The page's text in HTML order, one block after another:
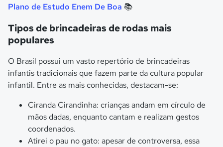
Plano de Estudo Enem De Boa 📚
Tipos de brincadeiras de rodas mais
populares
O Brasil possui um vasto repertório de brincadeiras
infantis tradicionais que fazem parte da cultura popular
infantil. Entre as mais conhecidas, destacam-se:
Ciranda Cirandinha: crianças andam em círculo de
mãos dadas, enquanto cantam e realizam gestos
coordenados.
Atirei o pau no gato: apesar de controversa, essa